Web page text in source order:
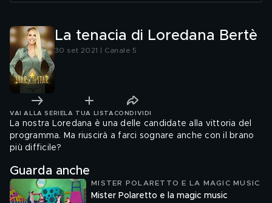
La tenacia di Loredana Bertè
30 set 2021 | Canale 5
VAI ALLA SERIE LA TUA LISTA CONDIVIDI
La nostra Loredana è una delle candidate alla vittoria del
programma. Ma riuscirà a farci sognare anche con il brano
più difficile?
Guarda anche
MISTER POLARETTO E LA MAGIC MUSIC
Mister Polaretto e la magic music